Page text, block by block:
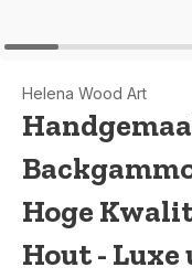
Helena Wood Art
Hoge
Hout -